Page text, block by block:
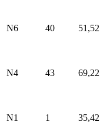
N6 40 51,52
N4 43 69,22
N1 1 35,42